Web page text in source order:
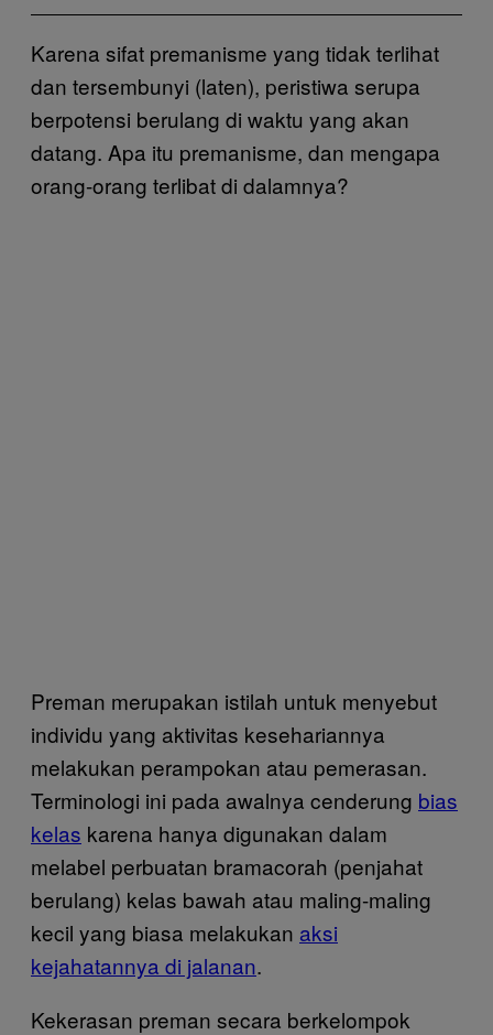
Karena sifat premanisme yang tidak terlihat
dan tersembunyi (laten), peristiwa serupa
berpotensi berulang di waktu yang akan
datang. Apa itu premanisme, dan mengapa
orang-orang terlibat di dalamnya?
Preman merupakan istilah untuk menyebut
individu yang aktivitas kesehariannya
melakukan perampokan atau pemerasan.
Terminologi ini pada awalnya cenderung bias
kelas karena hanya digunakan dalam
melabel perbuatan bramacorah (penjahat
berulang) kelas bawah atau maling-maling
kecil yang biasa melakukan aksi
kejahatannya di jalanan.
Kekerasan preman secara berkelompok